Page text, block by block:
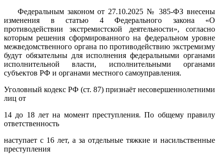
Федеральным законом от 27.10.2025 № 385-ФЗ внесены
изменения в статью 4 Федерального закона «О
противодействии экстремистской деятельности», согласно
которым решения сформированного на федеральном уровне
межведомственного органа по противодействию экстремизму
будут обязательны для исполнения федеральными органами
исполнительной власти, исполнительными органами
субъектов РФ и органами местного самоуправления.
Уголовный кодекс РФ (ст. 87) признаёт несовершеннолетними
лиц от
14 до 18 лет на момент преступления. По общему правилу
ответственность
наступает с 16 лет, а за отдельные тяжкие и насильственные
преступления